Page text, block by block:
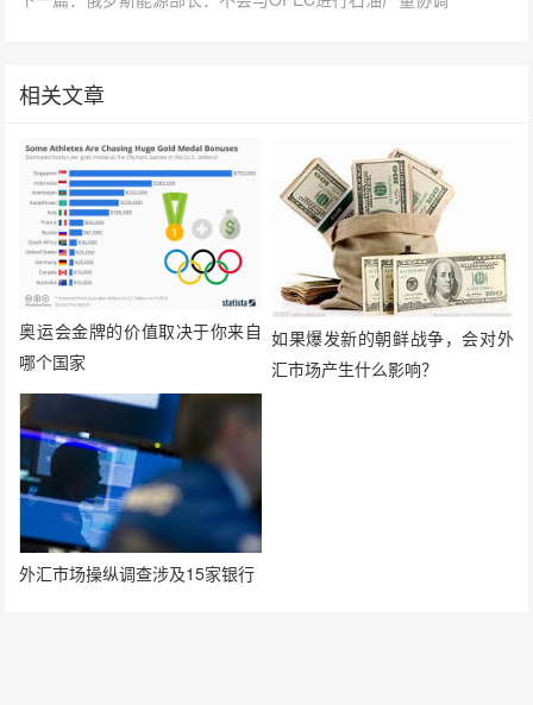
相关文章
奥运会金牌的价值取决于你来自
哪个国家
如果爆发新的朝鲜战争，会对外
汇市场产生什么影响？
外汇市场操纵调查涉及15家银行